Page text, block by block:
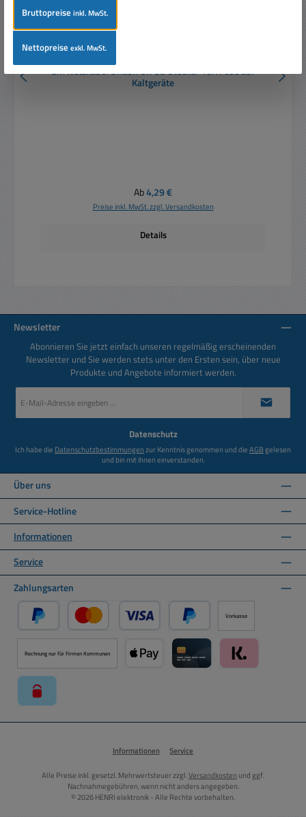
2m Netzkabel British UK GB Stecker 10A Fuse auf
Kaltgeräte
Regulärer Preis:
Ab4,29 €
Preise inkl. MwSt. zzgl. Versandkosten
Details
Newsletter
Abonnieren Sie jetzt einfach unseren regelmäßig erscheinenden
Newsletter und Sie werden stets unter den Ersten sein, über neue
Produkte und Angebote informiert werden.
Mail-
Datenschutz
Ich habe die Datenschutzbestimmungenzur Kenntnis genommen und dieAGBgelesen
und bin mit ihnen einverstanden.
Über uns
Service-Hotline
Informationen
Service
Zahlungsarten
PayPal Kredit- oder Debitkarte über PayPal
Später Bezahlen über PayPal
Vorkasse
Rechnung nur für Firmen Kommunen
Informationen Service
Alle Preise inkl. gesetzl. Mehrwertsteuer zzgl.Versandkosten und ggf.
Nachnahmegebühren, wenn nicht anders angegeben.
© 2026 HENRI elektronik - Alle Rechte vorbehalten.
Bruttopreiseinkl. MwSt.
Nettopreiseexkl. MwSt.